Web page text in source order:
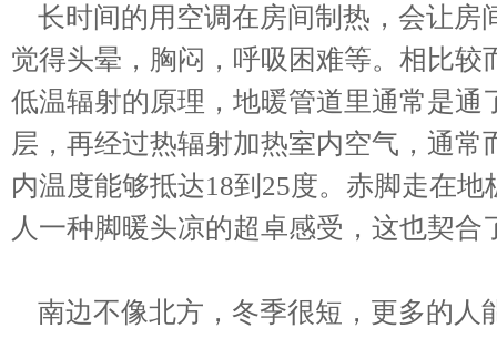
长时间的用空调在房间制热，会让房
觉得头晕，胸闷，呼吸困难等。相比
低温辐射的原理，地暖管道里通常是通
层，再经过热辐射加热室内空气，通
内温度能够抵达18到25度。赤脚走在
人一种脚暖头凉的超卓感受，这也契
南边不像北方，冬季很短，更多的人